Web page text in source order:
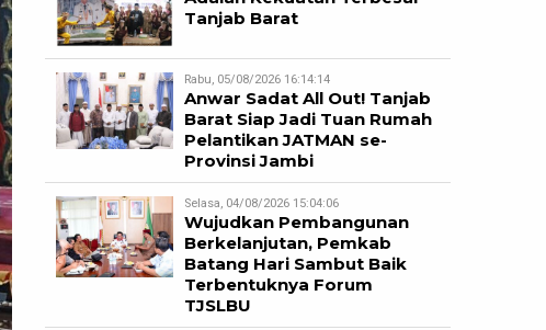
Tanjab Barat
Rabu, 05/08/2026 16:14:14
Anwar Sadat All Out! Tanjab
Barat Siap Jadi Tuan Rumah
Pelantikan JATMAN se-
Provinsi Jambi
Selasa, 04/08/2026 15:04:06
Wujudkan Pembangunan
Berkelanjutan, Pemkab
Batang Hari Sambut Baik
Terbentuknya Forum
TJSLBU